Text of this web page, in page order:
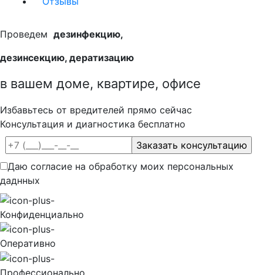
Проведем дезинфекцию,
дезинсекцию, дератизацию
в вашем доме, квартире, офисе
Избавьтесь от вредителей прямо сейчас
Консультация и диагностика бесплатно
Даю согласие на обработку моих персональных
даднных
Конфиденциально
Оперативно